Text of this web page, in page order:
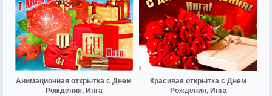
Анимационная открытка с Днем
Рождения, Инга
Красивая открытка с Днем
Рождения, Инга